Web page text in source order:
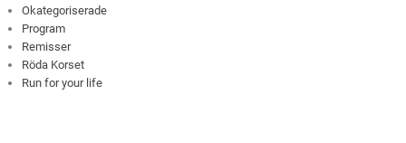
Okategoriserade
Program
Remisser
Röda Korset
Run for your life